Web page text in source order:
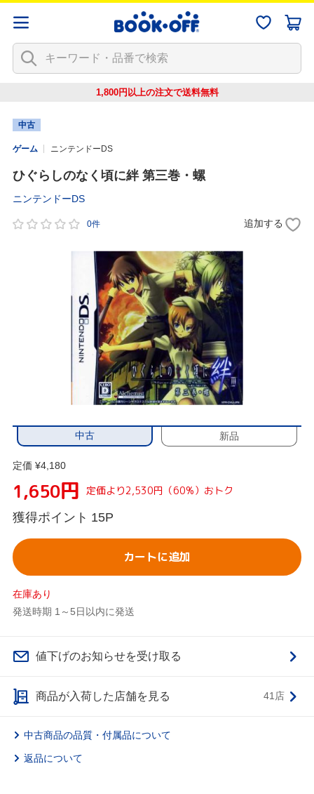
1,800円以上の注文で送料無料
中古
ゲーム ニンテンドーDS
ひぐらしのなく頃に絆 第三巻・螺
ニンテンドーDS
0件 追加する
中古 新品
定価 ¥4,180
1,650円 定価より2,530円（60%）おトク
獲得ポイント 15P
カートに追加
在庫あり
発送時期 1～5日以内に発送
値下げのお知らせを受け取る
商品が入荷した店舗を見る 41店
中古商品の品質・付属品について
返品について